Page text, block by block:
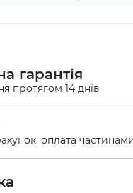
гарантія
протягом 14 днів
оплата
можливість